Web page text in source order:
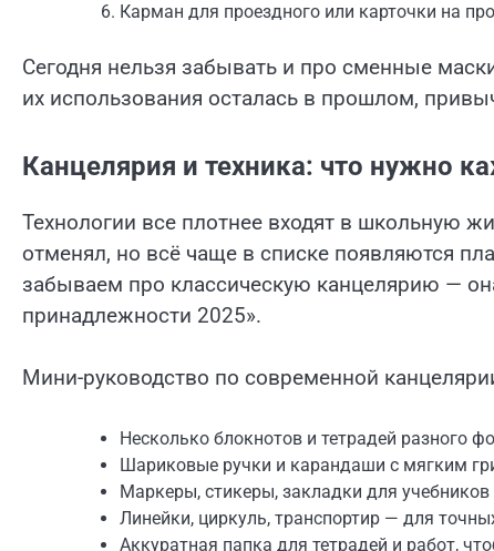
Карман для проездного или карточки на
Сегодня нельзя забывать и про сменные
их использования осталась в прошлом,
Канцелярия и техника: что нужно
Технологии все плотнее входят в школьную
отменял, но всё чаще в списке появляются
забываем про классическую канцелярию —
принадлежности 2025».
Мини-руководство по современной
Несколько блокнотов и тетрадей разного
Шариковые ручки и карандаши с мягким
Маркеры, стикеры, закладки для учебников
Линейки, циркуль, транспортир — для
Аккуратная папка для тетрадей и работ,